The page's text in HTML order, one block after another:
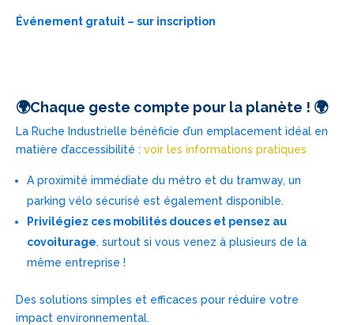
Événement gratuit – sur inscription
🌍Chaque geste compte pour la planète ! 🌍
La Ruche Industrielle bénéficie d’un emplacement idéal en
matière d’accessibilité : voir les informations pratiques
A proximité immédiate du métro et du tramway, un
parking vélo sécurisé est également disponible.
Privilégiez ces mobilités douces et pensez au
covoiturage, surtout si vous venez à plusieurs de la
même entreprise !
Des solutions simples et efficaces pour réduire votre
impact environnemental.